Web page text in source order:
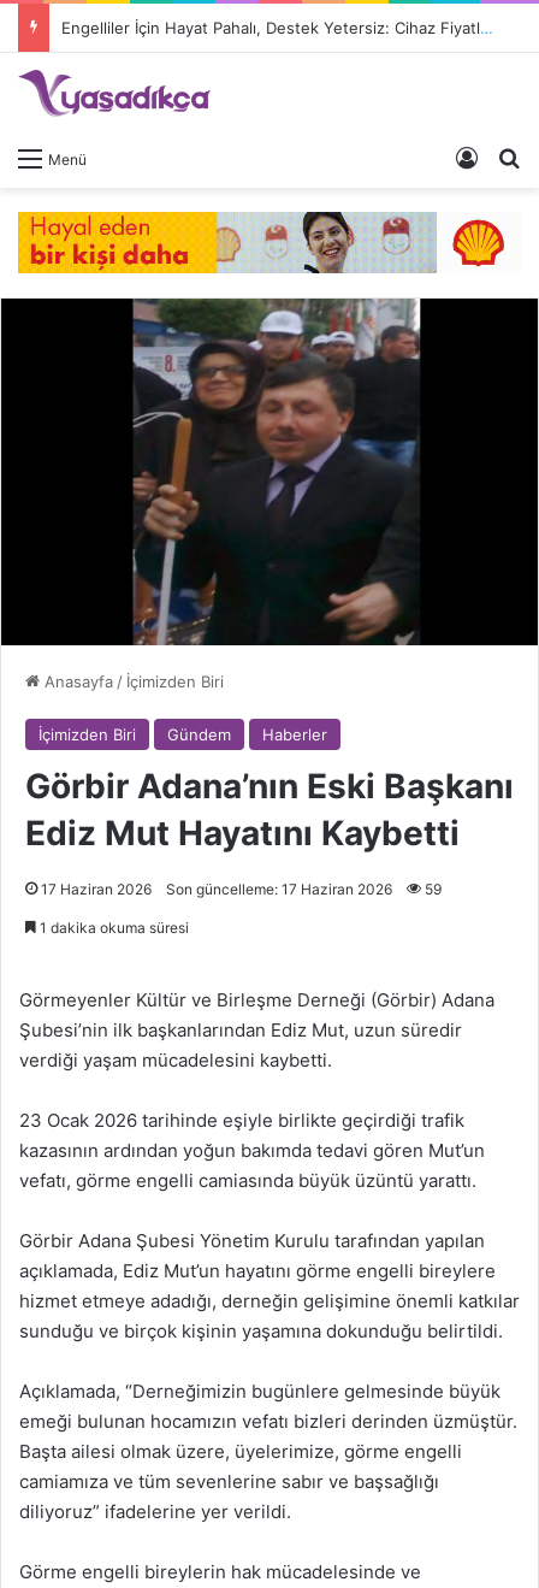
Engelliler İçin Hayat Pahalı, Destek Yetersiz: Cihaz Fiyatları 9 Kat Arttı, Devlet Katkısı Eriyor
Menü Giriş
Anasayfa / İçimizden Biri
İçimizden Biri Gündem Haberler
Görbir Adana’nın Eski Başkanı
Ediz Mut Hayatını Kaybetti
17 Haziran 2026 Son güncelleme: 17 Haziran 2026 59
1 dakika okuma süresi
Görmeyenler Kültür ve Birleşme Derneği (Görbir) Adana
Şubesi’nin ilk başkanlarından Ediz Mut, uzun süredir
verdiği yaşam mücadelesini kaybetti.
23 Ocak 2026 tarihinde eşiyle birlikte geçirdiği trafik
kazasının ardından yoğun bakımda tedavi gören Mut’un
vefatı, görme engelli camiasında büyük üzüntü yarattı.
Görbir Adana Şubesi Yönetim Kurulu tarafından yapılan
açıklamada, Ediz Mut’un hayatını görme engelli bireylere
hizmet etmeye adadığı, derneğin gelişimine önemli katkılar
sunduğu ve birçok kişinin yaşamına dokunduğu belirtildi.
Açıklamada, “Derneğimizin bugünlere gelmesinde büyük
emeği bulunan hocamızın vefatı bizleri derinden üzmüştür.
Başta ailesi olmak üzere, üyelerimize, görme engelli
camiamıza ve tüm sevenlerine sabır ve başsağlığı
diliyoruz” ifadelerine yer verildi.
Görme engelli bireylerin hak mücadelesinde ve